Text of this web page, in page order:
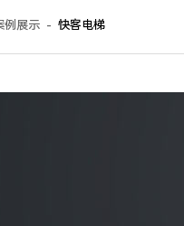
例展示 - 快客电梯